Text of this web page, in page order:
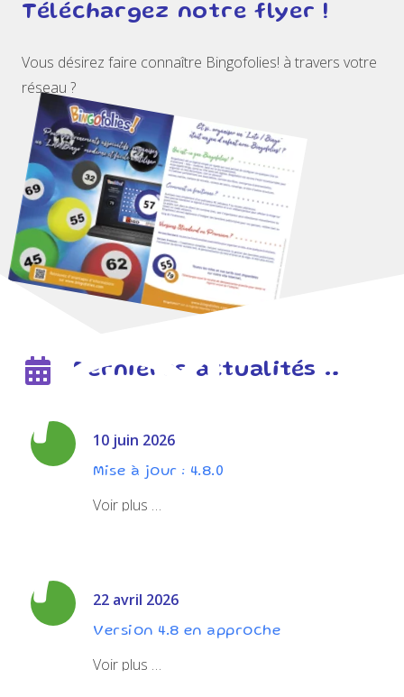
Téléchargez notre flyer !
Vous désirez faire connaître Bingofolies! à travers votre
réseau ?
Dernières actualités …
10 juin 2026
Mise à jour : 4.8.0
Voir plus …
22 avril 2026
Version 4.8 en approche
Voir plus …